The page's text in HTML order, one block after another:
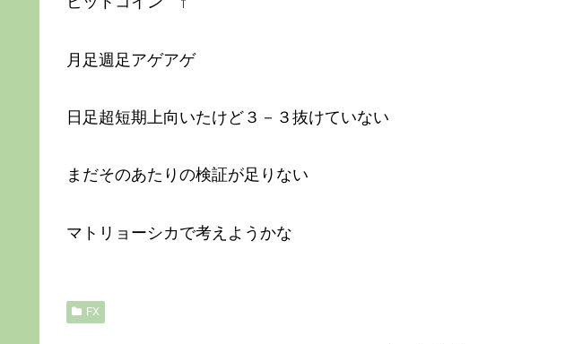
月足週足アゲアゲ
日足超短期上向いたけど３－３抜けていない
まだそのあたりの検証が足りない
マトリョーシカで考えようかな
FX